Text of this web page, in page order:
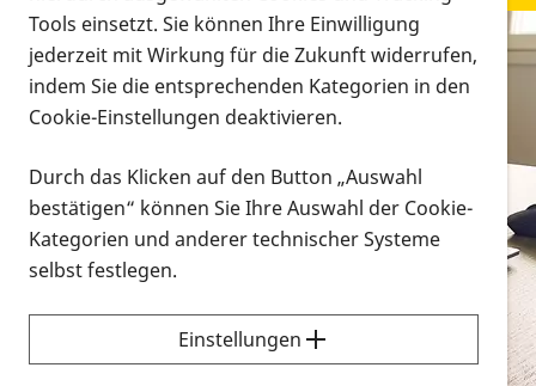
Infomaterial
Infomaterial
Vorlesen
Alle Infomaterialien in verschiedenen
Formaten an einem Ort
Sie möchten wissen, wie Sie nach Infonmaterial
suchen und dieses bestellen bzw. herunterladen
können? Schauen Sie sich dieErklärvideos zum
Tools einsetzt. Sie können Ihre Einwilligung
jederzeit mit Wirkung für die Zukunft widerrufen,
indem Sie die entsprechenden Kategorien in den
Cookie-Einstellungen deaktivieren.
Durch das Klicken auf den Button „Auswahl
bestätigen“ können Sie Ihre Auswahl der Cookie-
Kategorien und anderer technischer Systeme
selbst festlegen.
Einstellungen